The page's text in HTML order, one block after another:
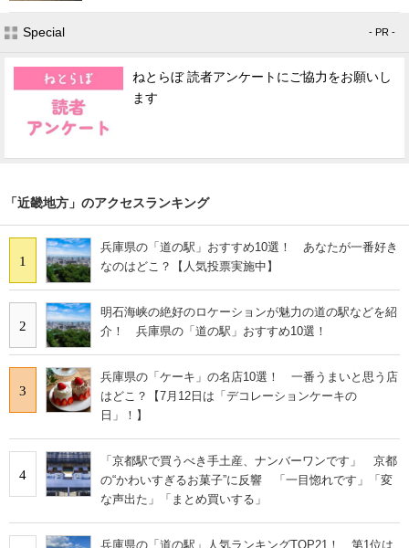
Special - PR -
ねとらぼ 読者アンケートにご協力をお願いし
ます
「近畿地方」のアクセスランキング
1
兵庫県の「道の駅」おすすめ10選！ あなたが一番好き
なのはどこ？【人気投票実施中】
2
明石海峡の絶好のロケーションが魅力の道の駅などを紹
介！ 兵庫県の「道の駅」おすすめ10選！
3
兵庫県の「ケーキ」の名店10選！ 一番うまいと思う店
はどこ？【7月12日は「デコレーションケーキの
日」！】
4
「京都駅で買うべき手土産、ナンバーワンです」 京都
の“かわいすぎるお菓子”に反響 「一目惚れです」「変
な声出た」「まとめ買いする」
兵庫県の「道の駅」人気ランキングTOP21！ 第1位は